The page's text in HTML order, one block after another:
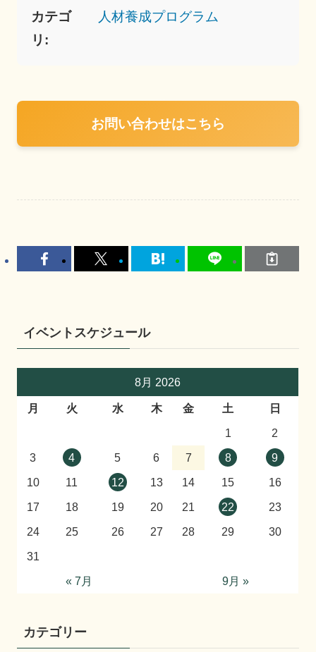
カテゴ
リ:
人材養成プログラム
お問い合わせはこちら
イベントスケジュール
8月 2026
月 火 水 木 金 土
日
1
2
3
4 5 6 7 8
9
10
11 12 13 14 15
16
17
18 19 20 21 22
23
24
25 26 27 28 29
30
31
« 7月
9月 »
カテゴリー